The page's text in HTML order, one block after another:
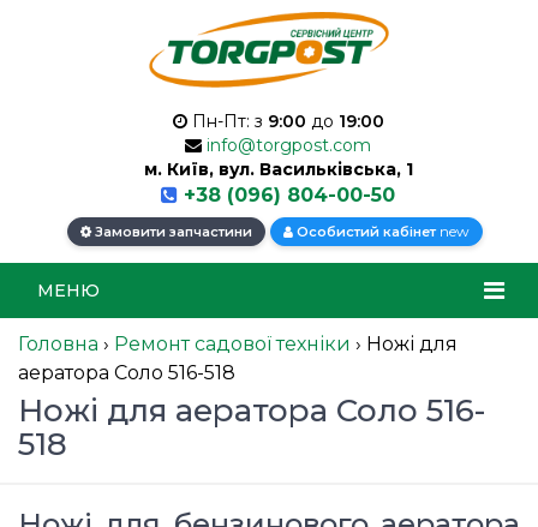
Пн-Пт: з 9:00 до 19:00
info@torgpost.com
м. Київ, вул. Васильківська, 1
+38 (096) 804-00-50
Замовити запчастини Особистий кабінет new
МЕНЮ
Головна › Ремонт садової техніки › Ножі для
аератора Соло 516-518
Ножі для аератора Соло 516-
518